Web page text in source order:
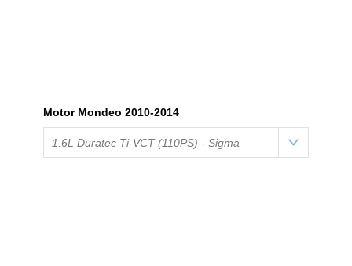
Motor Mondeo 2010-2014
1.6L Duratec Ti-VCT (110PS) - Sigma